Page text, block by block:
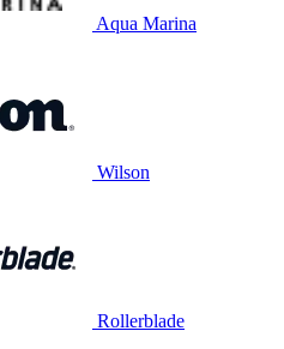
Aqua Marina
Wilson
Rollerblade